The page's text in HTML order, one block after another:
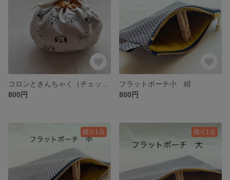
800円
フラットポーチ小 紺
800円
残り1点 残り1点